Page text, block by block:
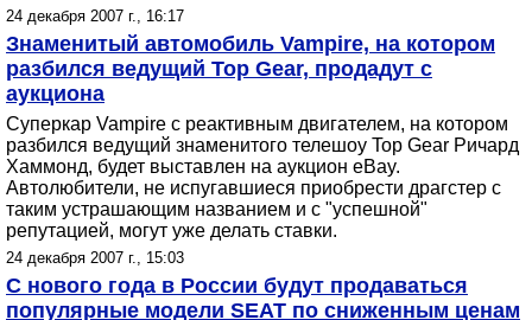
24 декабря 2007 г., 16:17
Знаменитый автомобиль Vampire, на котором
разбился ведущий Top Gear, продадут с
аукциона
Суперкар Vampire с реактивным двигателем, на котором
разбился ведущий знаменитого телешоу Top Gear Ричард
Хаммонд, будет выставлен на аукцион eBay.
Автолюбители, не испугавшиеся приобрести драгстер с
таким устрашающим названием и с "успешной"
репутацией, могут уже делать ставки.
24 декабря 2007 г., 15:03
С нового года в России будут продаваться
популярные модели SEAT по сниженным ценам